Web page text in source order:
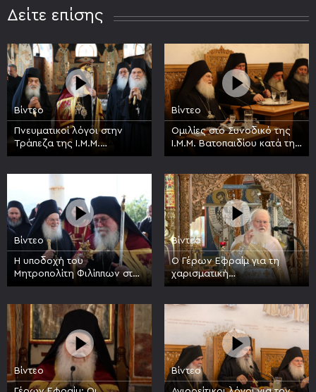
Δείτε επίσης
Βίντεο
Πνευματικοί λόγοι στην
Τράπεζα της Ι.Μ.Μ.
Βατοπαιδίου κατά την
Βίντεο
Ομιλίες στο Συνοδικό της
Ι.Μ.Μ. Βατοπαιδίου κατά την
πανήγυρη της Συνάξεως
Αγίων
Βίντεο
Η υποδοχή του
Μητροπολίτη Φιλίππων στην
Ιερά Μεγίστη Μονή
Βίντεο
Ο Γέρων Εφραίμ για τη
χαρισματική
προσωπικότητα του Οσίου
Βίντεο Βίντεο